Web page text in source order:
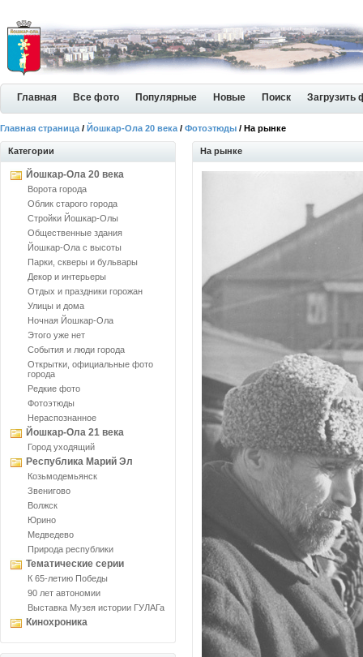
Главная Все фото Популярные Новые Поиск Загрузить
Главная страница / Йошкар-Ола 20 века / Фотоэтюды / На рынке
Категории
Йошкар-Ола 20 века
Ворота города
Облик старого города
Стройки Йошкар-Олы
Общественные здания
Йошкар-Ола с высоты
Парки, скверы и бульвары
Декор и интерьеры
Отдых и праздники горожан
Улицы и дома
Ночная Йошкар-Ола
Этого уже нет
События и люди города
Открытки, официальные фото
города
Редкие фото
Фотоэтюды
Нераспознанное
Йошкар-Ола 21 века
Город уходящий
Республика Марий Эл
Козьмодемьянск
Звенигово
Волжск
Юрино
Медведево
Природа республики
Тематические серии
К 65-летию Победы
90 лет автономии
Выставка Музея истории ГУЛАГа
Кинохроника
На рынке